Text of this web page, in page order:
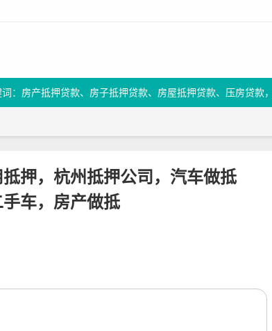
：房产抵押贷款、房子抵押贷款、房屋抵押贷款、压房贷款
押，杭州抵押公司，汽车做抵
车，房产做抵